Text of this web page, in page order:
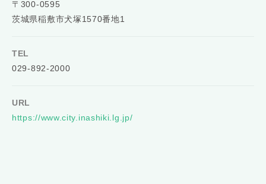
〒300-0595
茨城県稲敷市犬塚1570番地1
TEL
029-892-2000
URL
https://www.city.inashiki.lg.jp/